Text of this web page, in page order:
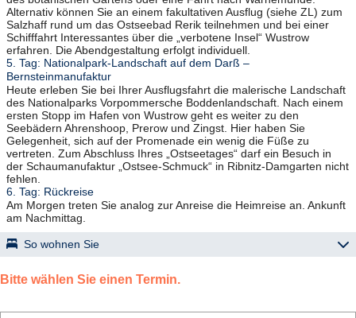
Alternativ können Sie an einem fakultativen Ausflug (siehe ZL) zum
Salzhaff rund um das Ostseebad Rerik teilnehmen und bei einer
Schifffahrt Interessantes über die „verbotene Insel“ Wustrow
erfahren. Die Abendgestaltung erfolgt individuell.
5. Tag: Nationalpark-Landschaft auf dem Darß –
Bernsteinmanufaktur
Heute erleben Sie bei Ihrer Ausflugsfahrt die malerische Landschaft
des Nationalparks Vorpommersche Boddenlandschaft. Nach einem
ersten Stopp im Hafen von Wustrow geht es weiter zu den
Seebädern Ahrenshoop, Prerow und Zingst. Hier haben Sie
Gelegenheit, sich auf der Promenade ein wenig die Füße zu
vertreten. Zum Abschluss Ihres „Ostseetages“ darf ein Besuch in
der Schaumanufaktur „Ostsee-Schmuck“ in Ribnitz-Damgarten nicht
fehlen.
6. Tag: Rückreise
Am Morgen treten Sie analog zur Anreise die Heimreise an. Ankunft
am Nachmittag.
So wohnen Sie
zentrumsnah (ca. 2 km zu Fuß zum Stadthafen und zum
Hotel, Frühstücksrestaurant, Lounge, Lift; Standardzimmer mit
Bitte wählen Sie einen Termin.